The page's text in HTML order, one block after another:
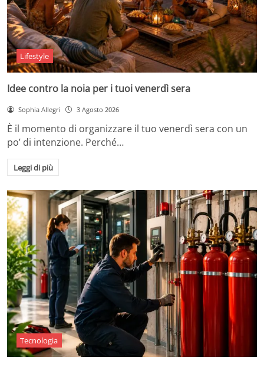
Lifestyle
Idee contro la noia per i tuoi venerdì sera
Sophia Allegri 3 Agosto 2026
È il momento di organizzare il tuo venerdì sera con un
po’ di intenzione. Perché…
Leggi di più
Tecnologia